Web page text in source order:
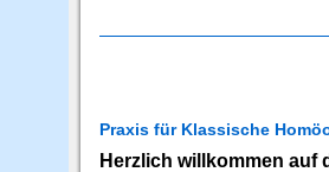
Praxis für Klassische
Herzlich willkommen auf